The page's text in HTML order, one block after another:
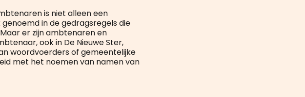
is niet alleen een
in de gedragsregels die
er zijn ambtenaren en
ook in De Nieuwe Ster,
woordvoerders of gemeentelijke
met het noemen van namen van